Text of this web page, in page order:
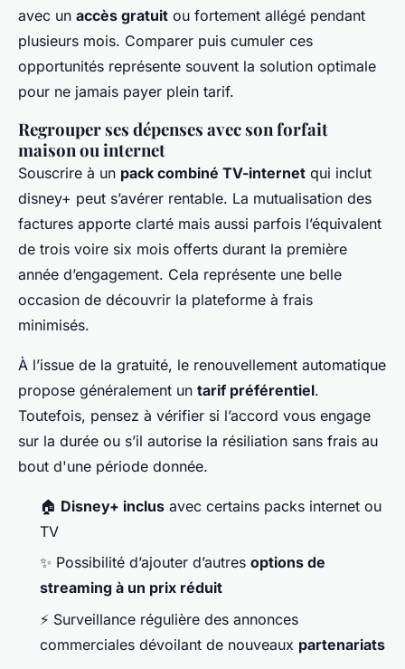
avec un accès gratuit ou fortement allégé pendant
plusieurs mois. Comparer puis cumuler ces
opportunités représente souvent la solution optimale
pour ne jamais payer plein tarif.
Regrouper ses dépenses avec son forfait
maison ou internet
Souscrire à un pack combiné TV-internet qui inclut
disney+ peut s’avérer rentable. La mutualisation des
factures apporte clarté mais aussi parfois l’équivalent
de trois voire six mois offerts durant la première
année d’engagement. Cela représente une belle
occasion de découvrir la plateforme à frais
minimisés.
À l’issue de la gratuité, le renouvellement automatique
propose généralement un tarif préférentiel.
Toutefois, pensez à vérifier si l’accord vous engage
sur la durée ou s’il autorise la résiliation sans frais au
bout d'une période donnée.
🏠 Disney+ inclus avec certains packs internet ou
TV
✨ Possibilité d’ajouter d’autres options de
streaming à un prix réduit
⚡ Surveillance régulière des annonces
commerciales dévoilant de nouveaux partenariats